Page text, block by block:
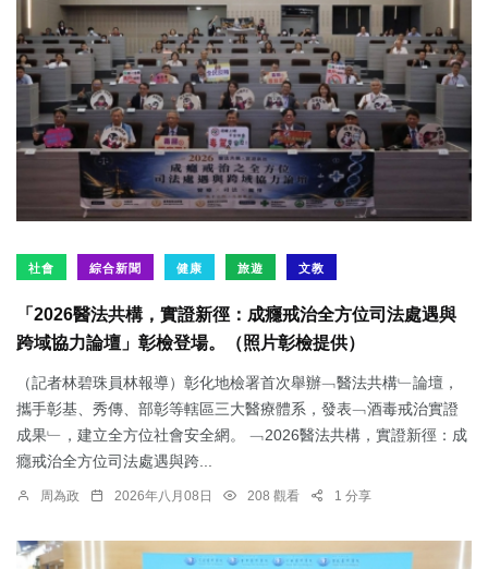
社會 綜合新聞 健康 旅遊 文教
「2026醫法共構，實證新徑：成癮戒治全方位司法處遇與
跨域協力論壇」彰檢登場。（照片彰檢提供）
（記者林碧珠員林報導）彰化地檢署首次舉辦﹁醫法共構﹂論壇，
攜手彰基、秀傳、部彰等轄區三大醫療體系，發表﹁酒毒戒治實證
成果﹂，建立全方位社會安全網。 ﹁2026醫法共構，實證新徑：成
癮戒治全方位司法處遇與跨...
周為政 2026年八月08日 208 觀看 1 分享